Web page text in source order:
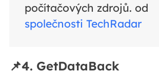
počítačových zdrojů. od
společnosti TechRadar
📌4. GetDataBack